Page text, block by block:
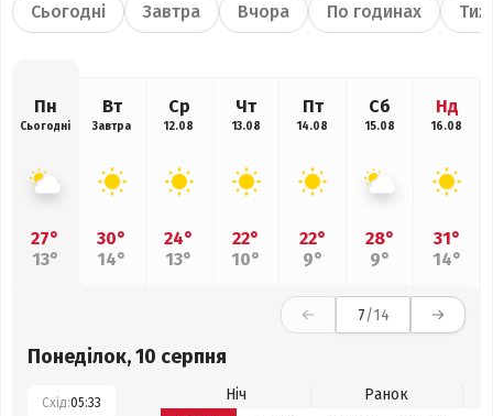
Сьогодні Завтра Вчора По годинах
Пн
Сьогодні
27°
13°
Вт
Завтра
30°
14°
Ср
12.08
24°
13°
Чт
13.08
22°
10°
Пт
14.08
22°
9°
Сб
15.08
28°
9°
Нд
16.08
31°
14°
7/14
Понеділок, 10 серпня
Схід:05:33 Ніч
Ранок